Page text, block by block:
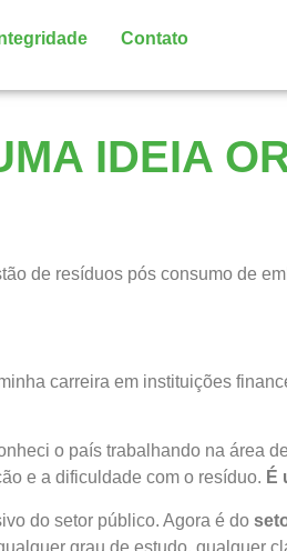
Contato
IDEIA
de resíduos pós consumo de
carreira em instituições
o país trabalhando na área
e a dificuldade com o resíduo. É
do setor público. Agora é do
grau de estudo, qualquer